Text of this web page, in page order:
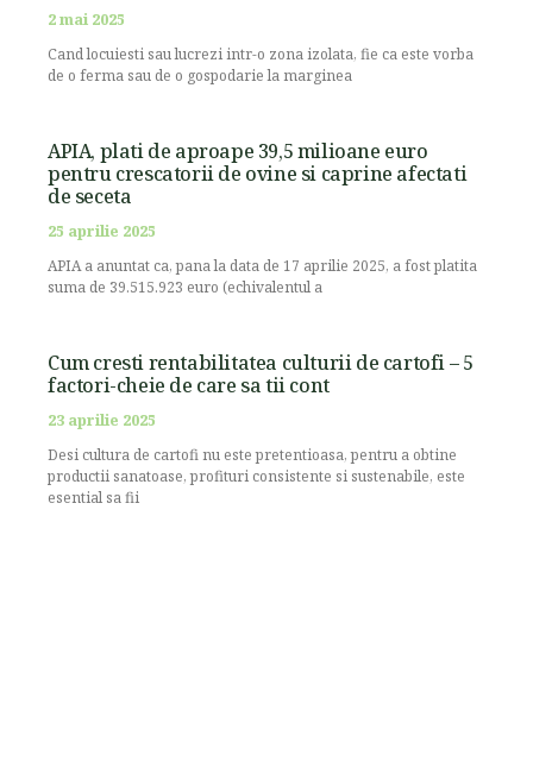
2 mai 2025
Cand locuiesti sau lucrezi intr-o zona izolata, fie ca este vorba
de o ferma sau de o gospodarie la marginea
APIA, plati de aproape 39,5 milioane euro
pentru crescatorii de ovine si caprine afectati
de seceta
25 aprilie 2025
APIA a anuntat ca, pana la data de 17 aprilie 2025, a fost platita
suma de 39.515.923 euro (echivalentul a
Cum cresti rentabilitatea culturii de cartofi – 5
factori-cheie de care sa tii cont
23 aprilie 2025
Desi cultura de cartofi nu este pretentioasa, pentru a obtine
productii sanatoase, profituri consistente si sustenabile, este
esential sa fii